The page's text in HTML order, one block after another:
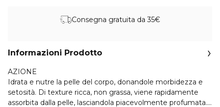
Consegna gratuita da 35€
Informazioni Prodotto
AZIONE
Idrata e nutre la pelle del corpo, donandole morbidezza e
setosità. Di texture ricca, non grassa, viene rapidamente
assorbita dalla pelle, lasciandola piacevolmente profumata.